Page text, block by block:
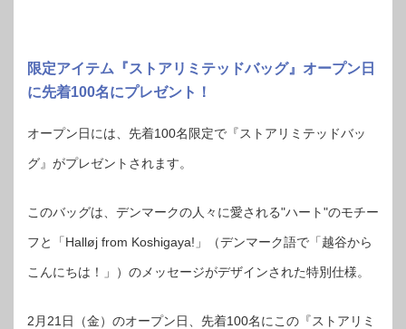
限定アイテム『ストアリミテッドバッグ』オープン日
に先着100名にプレゼント！
オープン日には、先着100名限定で『ストアリミテッドバッ
グ』がプレゼントされます。
このバッグは、デンマークの人々に愛される"ハート"のモチー
フと「Halløj from Koshigaya!」（デンマーク語で「越谷から
こんにちは！」）のメッセージがデザインされた特別仕様。
2月21日（金）のオープン日、先着100名にこの『ストアリミ